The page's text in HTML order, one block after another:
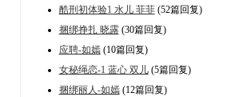
酷刑初体验1 水儿 菲菲(52篇回复)
捆绑挣扎 晓露(30篇回复)
应聘-如嫣(10篇回复)
女秘绳恋-1 蓝心 双儿(5篇回复)
捆绑丽人-如嫣(12篇回复)